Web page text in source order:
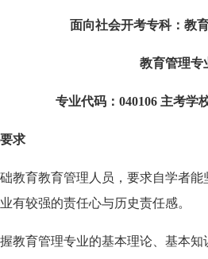
面向社会开考专科：教
教育管理专
专业代码：040106 主考学
求
育教育管理人员，要求自学者能
有较强的责任心与历史责任感。
育管理专业的基本理论、基本知